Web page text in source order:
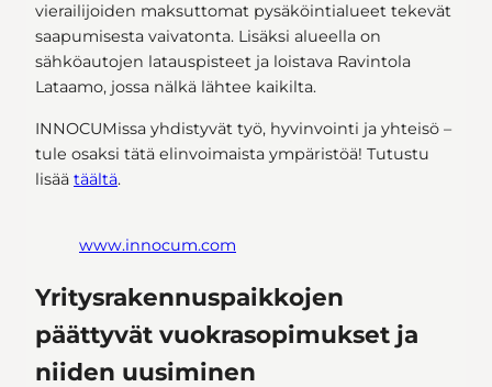
vierailijoiden maksuttomat pysäköintialueet tekevät
saapumisesta vaivatonta. Lisäksi alueella on
sähköautojen latauspisteet ja loistava Ravintola
Lataamo, jossa nälkä lähtee kaikilta.
INNOCUMissa yhdistyvät työ, hyvinvointi ja yhteisö –
tule osaksi tätä elinvoimaista ympäristöä! Tutustu
lisää täältä.
www.innocum.com
Yritysrakennuspaikkojen
päättyvät vuokrasopimukset ja
niiden uusiminen